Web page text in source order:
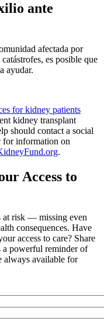
ante
afectada por
es posible que
ayudar.
for kidney patients
kidney transplant
should contact a social
for information on
.
Access to
at risk — missing even
consequences. Have
access to care? Share
a powerful reminder of
always available for